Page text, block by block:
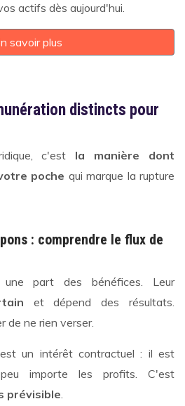
actifs dès aujourd'hui.
savoir plus
distincts pour
c'est la manière dont
poche qui marque la rupture
: comprendre le flux de
part des bénéfices. Leur
et dépend des résultats.
de ne rien verser.
un intérêt contractuel : il est
peu importe les profits. C'est
prévisible